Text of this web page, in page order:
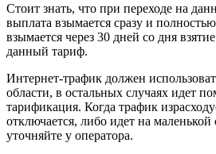
Стоит знать, что при переходе на
выплата взымается сразу и
взымается через 30 дней со дня
данный тариф.
Интернет-трафик должен
области, в остальных случаях идет
тарификация. Когда трафик
отключается, либо идет на
уточняйте у оператора.